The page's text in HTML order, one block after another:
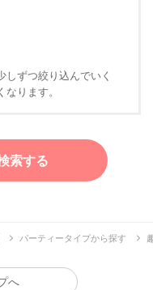
ずつ絞り込んでいく
ります。
索する
パーティータイプから探す
へ